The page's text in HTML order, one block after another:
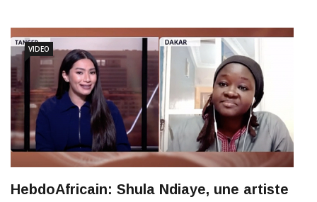
VIDEO
HebdoAfricain: Shula Ndiaye, une artiste